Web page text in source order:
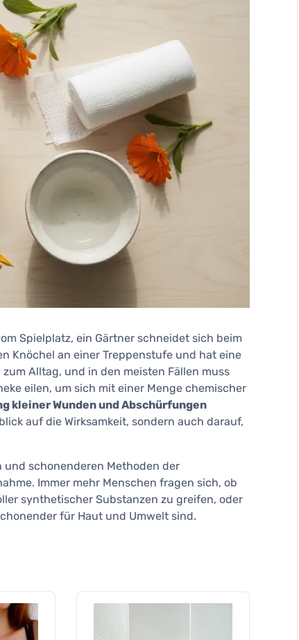
Spielplatz, ein Gärtner schneidet sich beim
Knöchel an einer Treppenstufe und hat eine
Alltag, und in den meisten Fällen muss
eilen, um sich mit einer Menge chemischer
kleiner Wunden und Abschürfungen
auf die Wirksamkeit, sondern auch darauf,
schonenderen Methoden der
Immer mehr Menschen fragen sich, ob
synthetischer Substanzen zu greifen, oder
für Haut und Umwelt sind.